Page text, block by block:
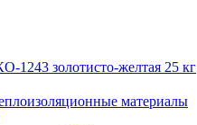
1243 золотисто-желтая 25 кг
материалы